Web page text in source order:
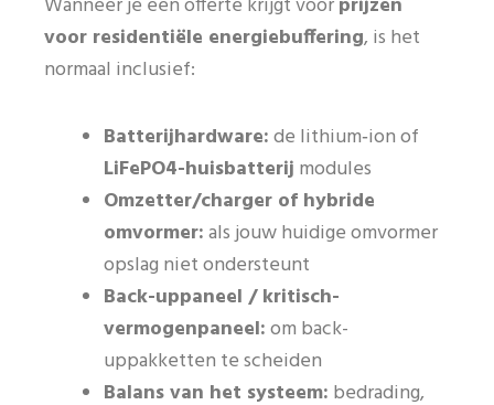
voor residentiële energiebuffering, is het
normaal inclusief:
Batterijhardware:de lithium‑ion of
LiFePO4-huisbatterij modules
Omzetter/charger of hybride
omvormer:als jouw huidige omvormer
opslag niet ondersteunt
Back-uppaneel / kritisch-
vermogenpaneel:om back-
uppakketten te scheiden
Balans van het systeem: bedrading,